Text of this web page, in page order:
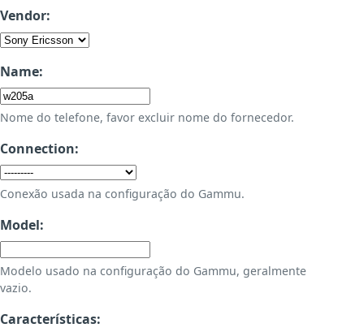
Vendor:
Name:
Nome do telefone, favor excluir nome do fornecedor.
Connection:
Conexão usada na configuração do Gammu.
Model:
Modelo usado na configuração do Gammu, geralmente
vazio.
Características: